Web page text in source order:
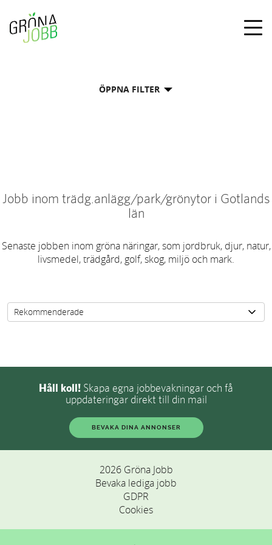
ÖPPNA FILTER
Jobb inom trädg.anlägg/park/grönytor i Gotlands
län
Senaste jobben inom gröna näringar, som jordbruk, djur, natur,
livsmedel, trädgård, golf, skog, miljö och mark.
Håll koll! Skapa egna jobbevakningar och få
uppdateringar direkt till din mail
BEVAKA DINA ANNONSER
2026 Gröna Jobb
Bevaka lediga jobb
GDPR
Cookies